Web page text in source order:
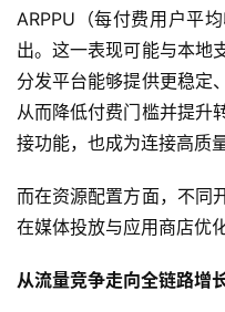
月
3
日
茶
ARPPU（每付费用户平
出。这一表现可能与本地
分发平台能够提供更稳定
从而降低付费门槛并提升
接功能，也成为连接高质
而在资源配置方面，不同
在媒体投放与应用商店优
从流量竞争走向全链路增